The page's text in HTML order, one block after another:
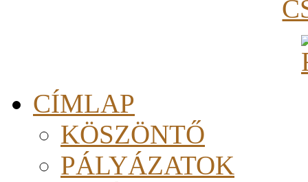
CÍMLAP
KÖSZÖNTŐ
PÁLYÁZATOK